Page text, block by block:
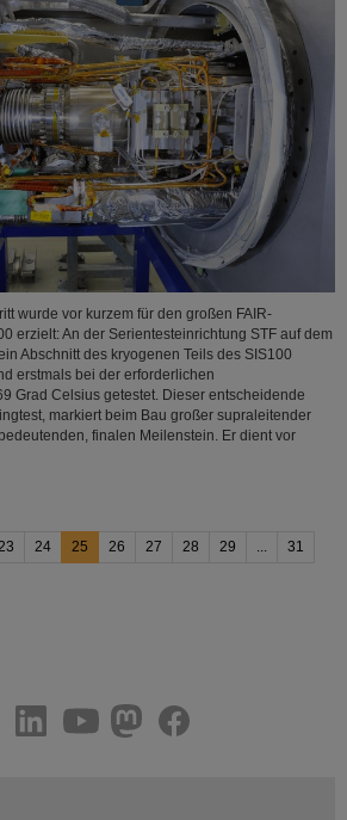
wurde vor kurzem für den großen FAIR-
erzielt: An der Serientesteinrichtung STF auf dem
Abschnitt des kryogenen Teils des SIS100
erstmals bei der erforderlichen
Grad Celsius getestet. Dieser entscheidende
markiert beim Bau großer supraleitender
finalen Meilenstein. Er dient vor
24 25 26 27 28 29 ...
31
facebook